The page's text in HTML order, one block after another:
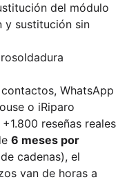
del módulo
sustitución sin
WhatsApp
o iRiparo
reseñas reales
6 meses por
cadenas), el
van de horas a